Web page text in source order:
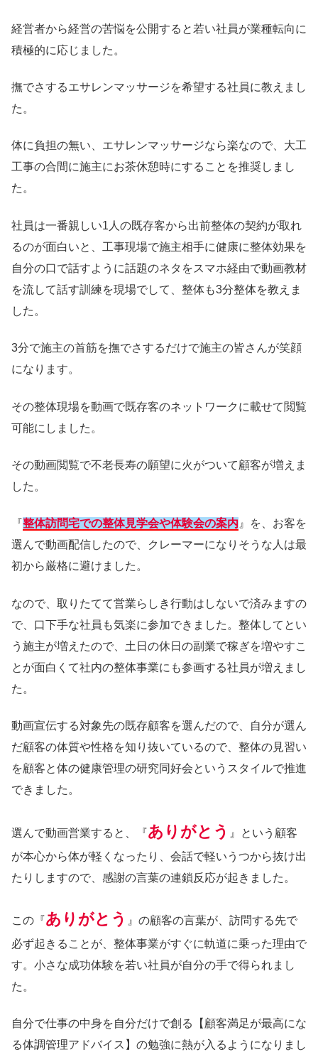
経営者から経営の苦悩を公開すると若い社員が業種転向に
積極的に応じました。
撫でさするエサレンマッサージを希望する社員に教えまし
た。
体に負担の無い、エサレンマッサージなら楽なので、大工
工事の合間に施主にお茶休憩時にすることを推奨しまし
た。
社員は一番親しい1人の既存客から出前整体の契約が取れ
るのが面白いと、工事現場で施主相手に健康に整体効果を
自分の口で話すように話題のネタをスマホ経由で動画教材
を流して話す訓練を現場でして、整体も3分整体を教えま
した。
3分で施主の首筋を撫でさするだけで施主の皆さんが笑顔
になります。
その整体現場を動画で既存客のネットワークに載せて閲覧
可能にしました。
その動画閲覧で不老長寿の願望に火がついて顧客が増えま
した。
『整体訪問宅での整体見学会や体験会の案内 』を、お客を
選んで動画配信したので、クレーマーになりそうな人は最
初から厳格に避けました。
なので、取りたてて営業らしき行動はしないで済みますの
で、口下手な社員も気楽に参加できました。整体してとい
う施主が増えたので、土日の休日の副業で稼ぎを増やすこ
とが面白くて社内の整体事業にも参画する社員が増えまし
た。
動画宣伝する対象先の既存顧客を選んだので、自分が選ん
だ顧客の体質や性格を知り抜いているので、整体の見習い
を顧客と体の健康管理の研究同好会というスタイルで推進
できました。
選んで動画営業すると、『ありがとう 』という顧客
が本心から体が軽くなったり、会話で軽いうつから抜け出
たりしますので、感謝の言葉の連鎖反応が起きました。
この『ありがとう 』の顧客の言葉が、訪問する先で
必ず起きることが、整体事業がすぐに軌道に乗った理由で
す。小さな成功体験を若い社員が自分の手で得られまし
た。
自分で仕事の中身を自分だけで創る【顧客満足が最高にな
る体調管理アドバイス】の勉強に熱が入るようになりまし